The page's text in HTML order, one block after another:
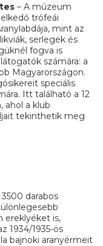
– A múzeum
trófeái
mint az
serlegek és
fogva is
számára: a
Magyarországon.
speciális
Itt található a 12
ahol a klub
tekinthetik meg
darabos
ereklyéket is,
1934/1935-ös
bajnoki aranyérmeit